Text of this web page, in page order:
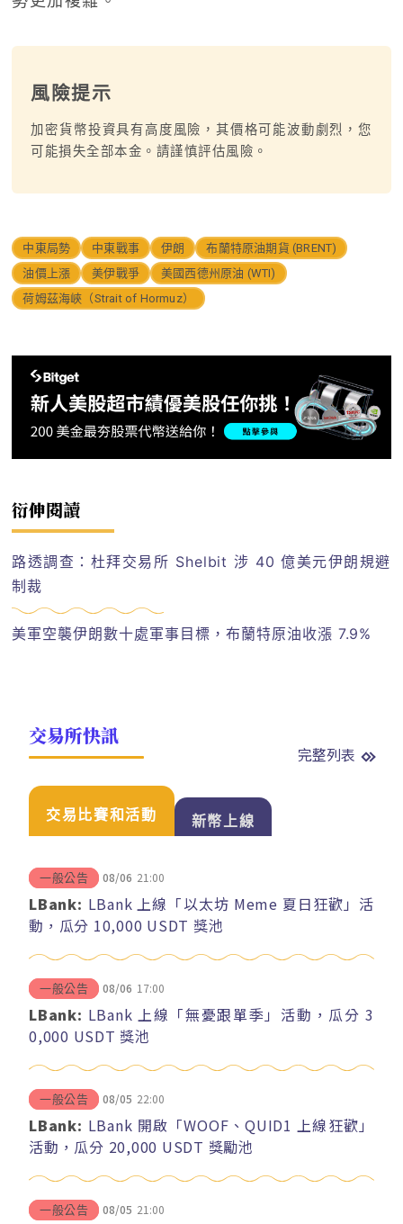
風險提示
加密貨幣投資具有高度風險，其價格可能波動劇烈，您
可能損失全部本金。請謹慎評估風險。
中東局勢 中東戰事 伊朗
布蘭特原油期貨 (BRENT)
油價上漲
美伊戰爭
美國西德州原油 (WTI)
荷姆茲海峽（Strait of Hormuz）
衍伸閱讀
路透調查：杜拜交易所 Shelbit 涉 40 億美元伊朗規避
制裁
美軍空襲伊朗數十處軍事目標，布蘭特原油收漲 7.9%
交易所快訊
完整列表
交易比賽和活動 新幣上線
一般公告 08/06 21:00
LBank: LBank 上線「以太坊 Meme 夏日狂歡」活
動，瓜分 10,000 USDT 獎池
一般公告 08/06 17:00
LBank: LBank 上線「無憂跟單季」活動，瓜分 3
0,000 USDT 獎池
一般公告 08/05 22:00
LBank: LBank 開啟「WOOF、QUID1 上線狂歡」
活動，瓜分 20,000 USDT 獎勵池
一般公告 08/05 21:00